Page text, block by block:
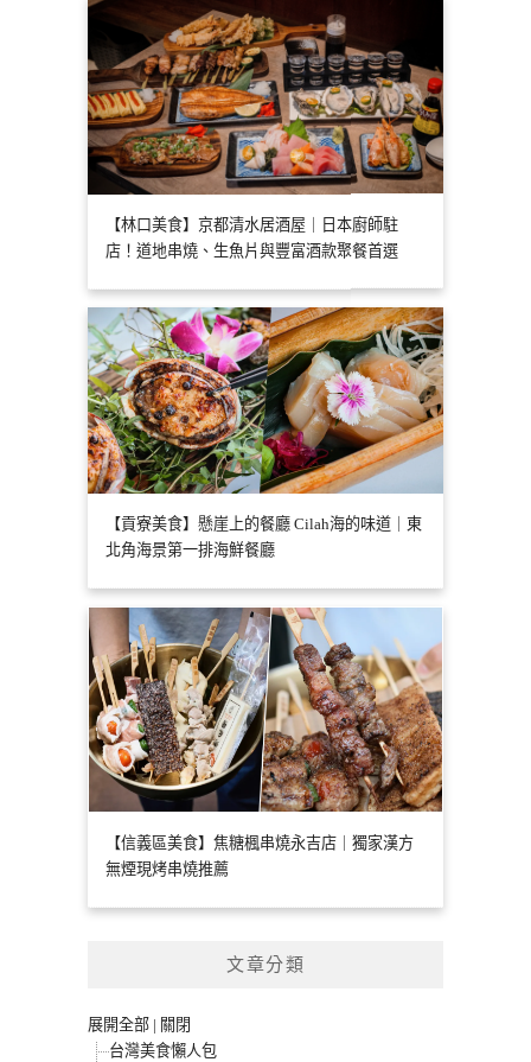
【林口美食】京都清水居酒屋｜日本廚師駐
店！道地串燒、生魚片與豐富酒款聚餐首選
【貢寮美食】懸崖上的餐廳 Cilah海的味道｜東
北角海景第一排海鮮餐廳
【信義區美食】焦糖楓串燒永吉店｜獨家漢方
無煙現烤串燒推薦
文章分類
展開全部 | 關閉
台灣美食懶人包